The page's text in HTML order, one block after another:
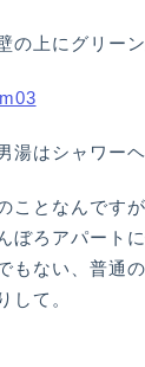
の上にグリー
湯はシャワー
ことなんです
ぼろアパート
もない、普通
して。